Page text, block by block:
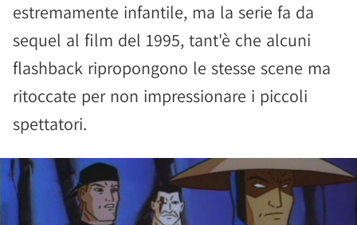
estremamente infantile, ma la serie fa da
sequel al film del 1995, tant'è che alcuni
flashback ripropongono le stesse scene ma
ritoccate per non impressionare i piccoli
spettatori.